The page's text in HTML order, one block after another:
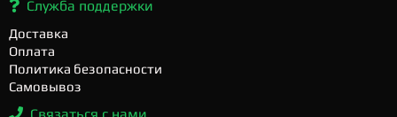
Служба поддержки
Доставка
Оплата
Политика безопасности
Самовывоз